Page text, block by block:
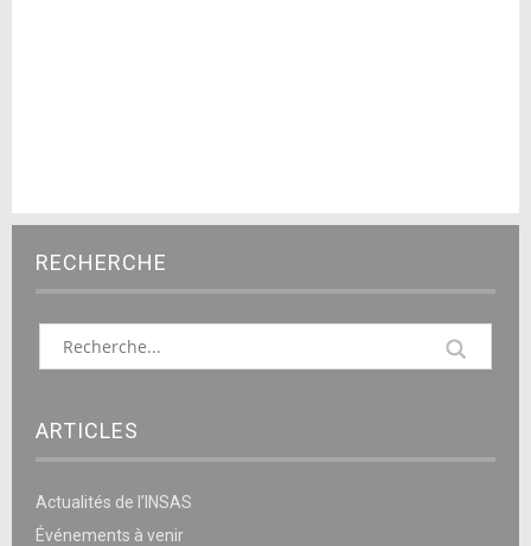
RECHERCHE
ARTICLES
Actualités de l’INSAS
Événements à venir